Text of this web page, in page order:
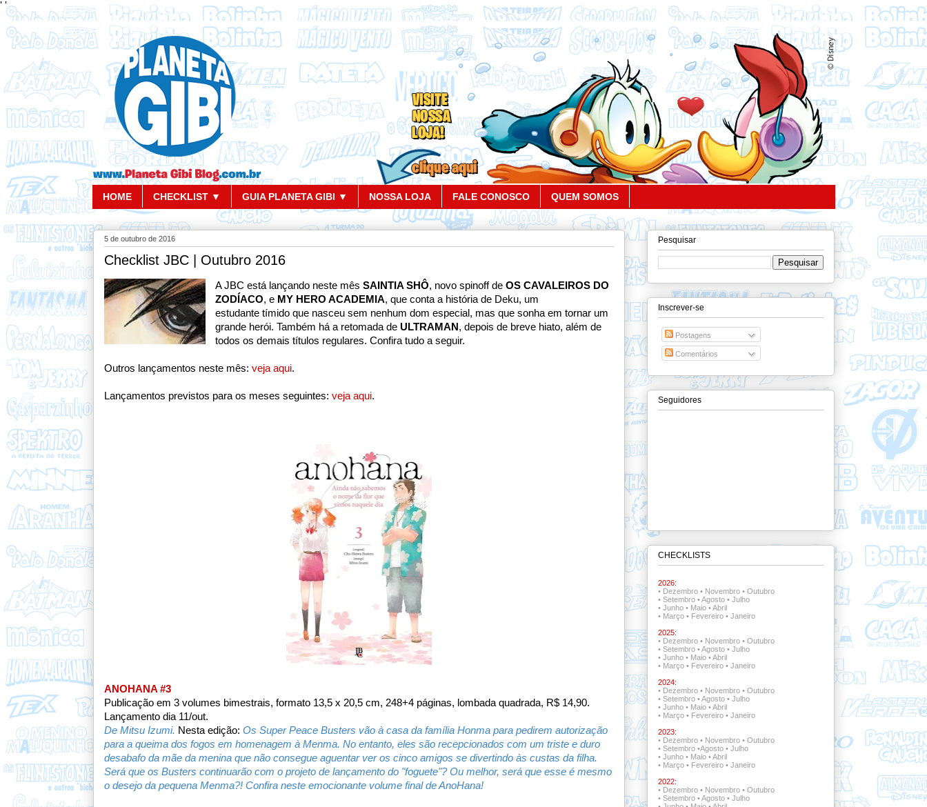
' '
HOME CHECKLIST ▼ GUIA PLANETA GIBI ▼ NOSSA LOJA FALE CONOSCO QUEM SOMOS
5 de outubro de 2016
Checklist JBC | Outubro 2016
A JBC está lançando neste mês SAINTIA SHÔ, novo spinoff deOS CAVALEIROS DO
ZODÍACO, e MY HERO ACADEMIA,que conta a história de Deku, um
estudantetímido que nasceu sem nenhum dom especial, mas que sonha em tornar um
grande herói.Também há a retomada deULTRAMAN , depois de breve hiato, além de
todos os demais títulos regulares. Confira tudo a seguir.
Outros lançamentos neste mês: veja aqui.
Lançamentos previstos para os meses seguintes: veja aqui.
ANOHANA #3
Publicação em 3 volumes bimestrais, formato 13,5 x 20,5 cm, 248+4 páginas, lombada quadrada, R$ 14,90.
Lançamento dia 11/out.
De Mitsu Izumi. Nesta edição: Os Super Peace Busters vão à casa da família Honma para pedirem autorização
para a queima dos fogos em homenagem à Menma. No entanto, eles são recepcionados com um triste e duro
desabafo da mãe da menina que não consegue aguentar ver os cinco amigos se divertindo às custas da filha.
Será que os Busters continuarão com o projeto de lançamento do "foguete"? Ou melhor, será que esse é mesmo
o desejo da pequena Menma?! Confira neste emocionante volume final de AnoHana!
Pesquisar
Inscrever-se
Postagens
Comentários
Seguidores
CHECKLISTS
2026:
• Dezembro• Novembro• Outubro
• Setembro•Agosto• Julho
• Junho• Maio•Abril
• Março• Fevereiro• Janeiro
2025:
• Dezembro• Novembro• Outubro
• Setembro•Agosto• Julho
• Junho• Maio•Abril
• Março• Fevereiro• Janeiro
2024:
• Dezembro• Novembro• Outubro
• Setembro•Agosto• Julho
• Junho• Maio•Abril
• Março• Fevereiro• Janeiro
2023:
• Dezembro• Novembro• Outubro
• Setembro•Agosto• Julho
• Junho• Maio•Abril
• Março• Fevereiro• Janeiro
2022:
• Dezembro • Novembro• Outubro
• Setembro •Agosto• Julho